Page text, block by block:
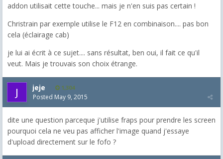
addon utilisait cette touche... mais je n'en suis pas certain !
Christrain par exemple utilise le F12 en combinaison.... pas bon
cela (éclairage cab)
je lui ai écrit à ce sujet.... sans résultat, ben oui, il fait ce qu'il
veut. Mais je trouvais son choix étrange.
jeje 1,304
Posted May 9, 2015
dite une question parceque j'utilise fraps pour prendre les screen
pourquoi cela ne veu pas afficher l'image quand j'essaye
d'upload directement sur le fofo ?